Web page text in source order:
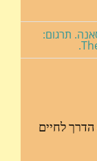
תרגום:
לחיים